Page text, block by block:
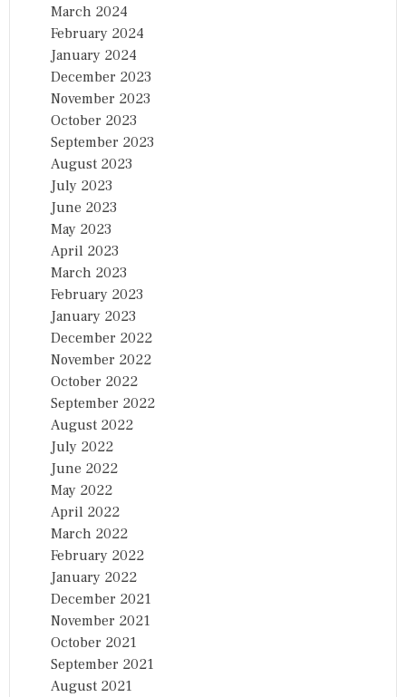
March 2024
February 2024
January 2024
December 2023
November 2023
October 2023
September 2023
August 2023
July 2023
June 2023
May 2023
April 2023
March 2023
February 2023
January 2023
December 2022
November 2022
October 2022
September 2022
August 2022
July 2022
June 2022
May 2022
April 2022
March 2022
February 2022
January 2022
December 2021
November 2021
October 2021
September 2021
August 2021